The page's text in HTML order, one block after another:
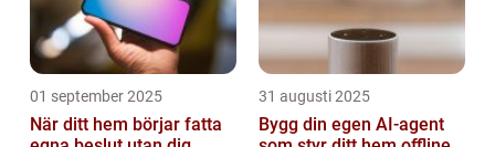
01 september 2025
När ditt hem börjar fatta
31 augusti 2025
Bygg din egen AI-agent